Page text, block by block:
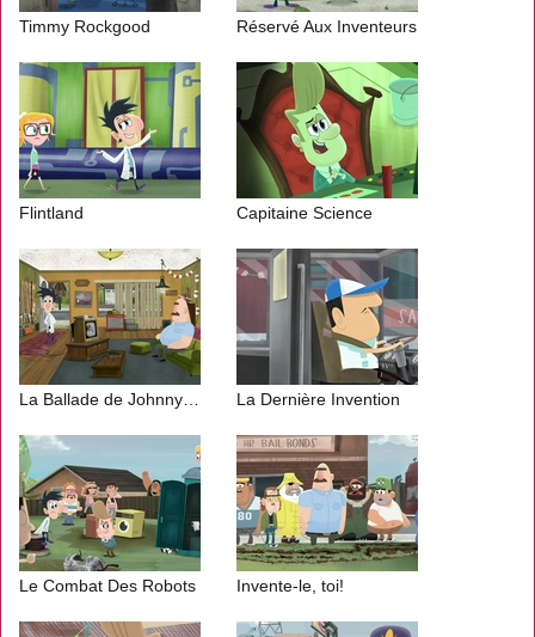
Timmy Rockgood Réservé Aux Inventeurs
Flintland Capitaine Science
La Dernière Invention
Le Combat Des Robots Invente-le, toi!